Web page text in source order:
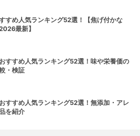
すめ人気ランキング52選！【焦げ付かな
最新】
すすめ人気ランキング52選！味や栄養価の
・検証
すすめ人気ランキング52選！無添加・アレ
を紹介